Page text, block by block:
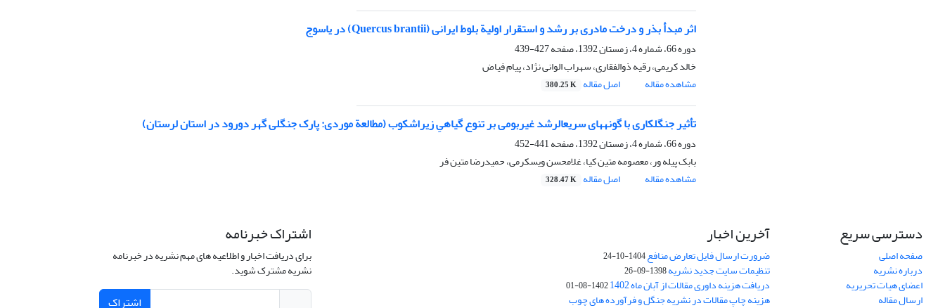
اثر مبدأ بذر و درخت مادری بر رشد و استقرار اولیة بلوط ایرانی (Quercus brantii) در یاسوج
دوره 66، شماره 4، زمستان 1392، صفحه
427-439
خالد کریمی، رقیه ذوالفقاری، سهراب الوانی نژاد، پیام فیاض
مشاهده مقاله
اصل مقاله 380.25 K
تأثیر جنگل‏کاری با گونه‏‏‏‏های سریع‏الرشد غیربومی بر تنوع گیاهیِ زیراشکوب (مطالعة موردی: پارک جنگلی گهر دورود در استان لرستان)
دوره 66، شماره 4، زمستان 1392، صفحه
441-452
بابک پیله ور، معصومه متین کیا، غلامحسن ویسکرمی، حمیدرضا متین فر
مشاهده مقاله
اصل مقاله 328.47 K
دسترسی سریع
صفحه اصلی
درباره نشریه
اعضای هیات تحریریه
ارسال مقاله
آخرین اخبار
ضرورت ارسال فایل تعارض منافع1404-10-24
تنظیمات سایت جدید نشریه1398-09-26
دریافت هزینه داوری مقالات از آبان ماه 1402 1402-08-01
هزینه چاپ مقالات در نشریه جنگل و فرآورده های چوب
اشتراک خبرنامه
برای دریافت اخبار و اطلاعیه های مهم نشریه در خبرنامه
نشریه مشترک شوید.
اشتراک